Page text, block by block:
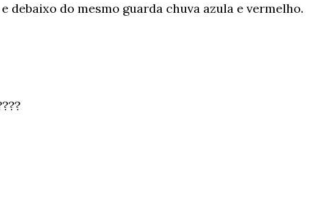
debaixo do mesmo guarda chuva azula e vermelho.